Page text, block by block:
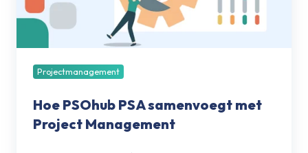
Management
Projectmanagement
Hoe PSOhub PSA samenvoegt met
Project Management